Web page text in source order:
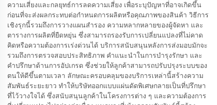
ความเสี่ยงและกลยุทธ์การลดความเสี่ยง เพื่อระบุปัญหาที่อาจเกิดขึ้น
ก่อนที่จะส่งผลกระทบต่อกำหนดการผลิตหรือคุณภาพของสินค้า วิธีการ
เชิงรุกนี้รวมถึงการวางแผนสำรอง ความหลากหลายของผู้จัดหา และ
ตารางการผลิตที่ยืดหยุ่น ซึ่งสามารถรองรับการเปลี่ยนแปลงที่ไม่คาด
คิดหรือความต้องการเร่งด่วนได้ บริการสนับสนุนหลังการส่งมอบมักจะ
รวมถึงการตรวจสอบประสิทธิภาพ คำแนะนำในการบำรุงรักษา และ
คำปรึกษาด้านการอัปเกรด ซึ่งช่วยให้ลูกค้าสามารถปรับปรุงระบบของ
ตนให้ดีขึ้นตามเวลา ลักษณะครอบคลุมของบริการเหล่านี้สร้างความ
สัมพันธ์ระยะยาว ทำให้บริษัทออกแบบแผ่นดัดพิเศษกลายเป็นที่ปรึกษา
ที่ไว้วางใจได้ ซึ่งสนับสนุนลูกค้าในโครงการต่าง ๆ และความต้องการ